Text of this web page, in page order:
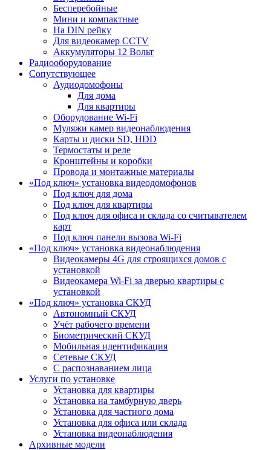
Бесперебойные
Мини и компактные
На DIN рейку
Для видеокамер CCTV
Аккумуляторы 12 Вольт
Радиооборудование
Сопутствующее
Аудиодомофоны
Для дома
Для квартиры
Оборудование Wi-Fi
Муляжи камер видеонаблюдения
Карты и диски SD, HDD
Термостаты и реле
Кронштейны и коробки
Провода и монтажные материалы
«Под ключ» установка видеодомофонов
Под ключ для дома
Под ключ для квартиры
Под ключ для офиса и склада со считывателем
карт
Под ключ панели вызова Wi-Fi
«Под ключ» установка видеонаблюдения
Видеокамеры 4G для строящихся домов с
установкой
Видеокамера Wi-Fi за дверью квартиры с
установкой
«Под ключ» установка СКУД
Автономный СКУД
Учёт рабочего времени
Биометрический СКУД
Мобильная идентификация
Сетевые СКУД
С распознаванием лица
Услуги по установке
Установка для квартиры
Установка на тамбурную дверь
Установка для частного дома
Установка для офиса или склада
Установка видеонаблюдения
Архивные модели